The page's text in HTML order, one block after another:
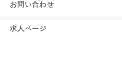
お問い合わせ
求人ページ